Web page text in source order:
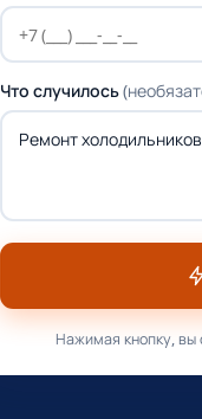
Что случилось
Нажимая кнопку, вы